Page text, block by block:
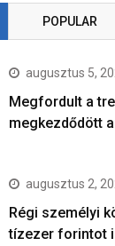
POPULAR
augusztus 5,
Megfordult a
megkezdődött
augusztus 2,
Régi személyi
tízezer forintot